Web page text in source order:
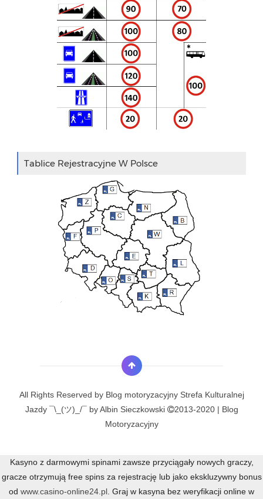
Tablice Rejestracyjne W Polsce
All Rights Reserved by Blog motoryzacyjny Strefa Kulturalnej
Jazdy ¯\_(ツ)_/¯ by Albin Sieczkowski
2013-2020 | Blog
Motoryzacyjny
Kasyno z darmowymi spinami zawsze przyciągały nowych graczy,
gracze otrzymują free spins za rejestrację lub jako ekskluzywny bonus
od www.casino-online24.pl . Graj w kasyna bez weryfikacji online w